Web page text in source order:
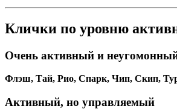
Клички по уровню
Очень активный и
Флэш, Тай, Рио, Спарк, Чип, Скип,
Активный, но управляемый